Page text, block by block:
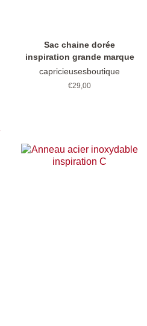
Sac chaine dorée
inspiration grande marque
capricieusesboutique
Prix
€29,00